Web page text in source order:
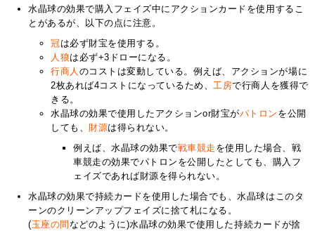
水晶球の効果で購入フェイズ中にアクションカードを使用するこ
とがあるが、以下の点に注意。
冠は必ず財宝を使用する。
人狼は必ず+3ドローになる。
行商人 のコストは変動している。例えば、アクションが場に
2枚あれば4コストになっているため、工房で行商人を獲得で
きる。
水晶球の効果で使用したアクションor財宝がパトロン を公開
しても、 財源は得られない。
例えば、水晶球の効果で戦車競走 を使用した場合、戦
車競走の効果でパトロンを公開したとしても、購入フ
ェイズであれば財源を得られない。
水晶球の効果で持続カードを使用した場合でも、水晶球はこのタ
ーンのクリーンアップフェイズに捨て札になる。
(玉座の間 などのように)水晶球の効果で使用した持続カードが捨